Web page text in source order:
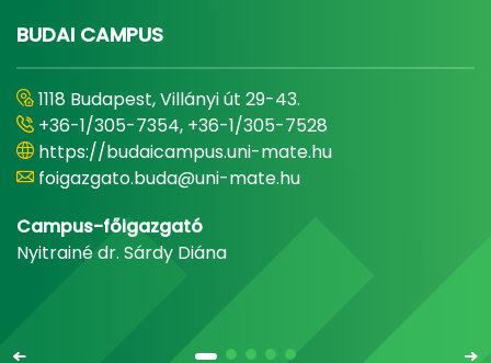
BUDAI CAMPUS
1118 Budapest, Villányi út 29-43.
+36-1/305-7354, +36-1/305-7528
https://budaicampus.uni-mate.hu
foigazgato.buda@uni-mate.hu
Campus-főigazgató
Nyitrainé dr. Sárdy Diána